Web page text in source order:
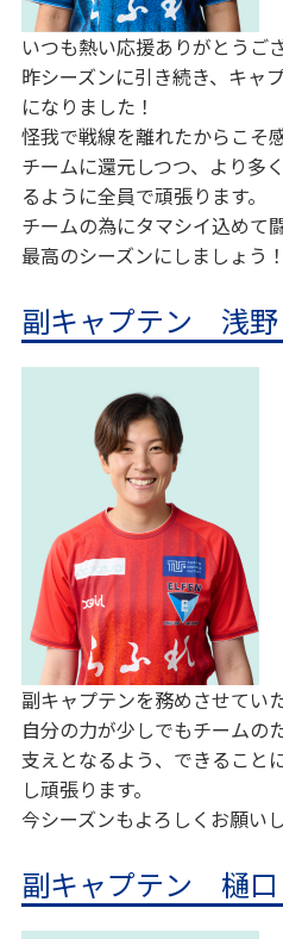
いつも熱い応援ありがとうご
昨シーズンに引き続き、キャ
になりました！
怪我で戦線を離れたからこそ
チームに還元しつつ、より多
るように全員で頑張ります。
チームの為にタマシイ込めて
最高のシーズンにしましょう！
副キャプテン 浅野
副キャプテンを務めさせてい
自分の力が少しでもチームの
支えとなるよう、できること
し頑張ります。
今シーズンもよろしくお願いし
副キャプテン 樋口